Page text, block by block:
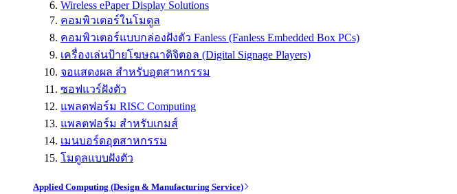
Wireless ePaper Display Solutions
คอมพิวเตอร์ในโมดูล
คอมพิวเตอร์แบบกล่องฝังตัว Fanless (Fanless Embedded Box PCs)
เครื่องเล่นป้ายโฆษณาดิจิตอล (Digital Signage Players)
จอแสดงผล สำหรับอุตสาหกรรม
ซอฟแวร์ฝังตัว
แพลตฟอร์ม RISC Computing
แพลตฟอร์ม สำหรับเกมส์
เมนบอร์ดอุตสาหกรรม
โมดูลแบบฝังตัว
Applied Computing (Design & Manufacturing Service)